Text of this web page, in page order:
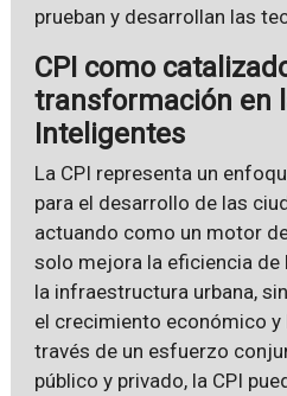
prueban y desarrollan las
CPI como
transformación en
Inteligentes
La CPI representa un
para el desarrollo de las
actuando como un motor
solo mejora la eficiencia
la infraestructura urbana,
el crecimiento económico
través de un esfuerzo
público y privado, la CPI